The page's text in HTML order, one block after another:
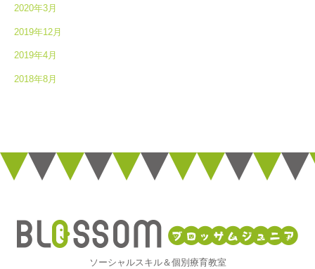
2020年3月
2019年12月
2019年4月
2018年8月
ソーシャルスキル＆個別療育教室